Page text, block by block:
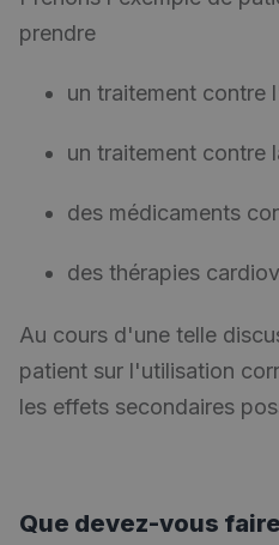
prendre
un traitement contre
un traitement contre
des médicaments
des thérapies
Au cours d'une telle
patient sur l'utilisation
les effets secondaires
Que devez-vous